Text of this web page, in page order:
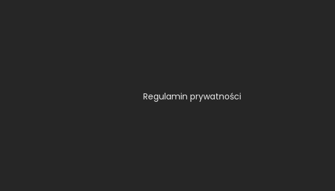
Regulamin prywatności